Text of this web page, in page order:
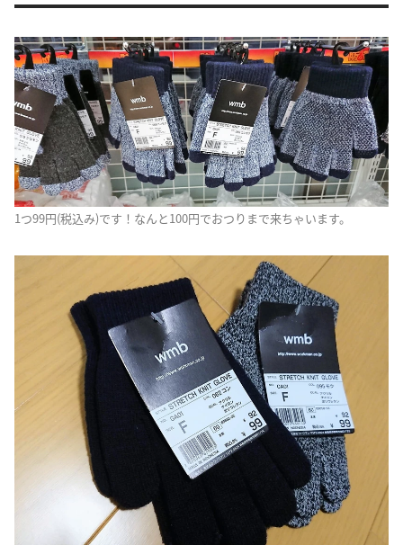
1つ99円(税込み)です！なんと100円でおつりまで来ちゃいます。